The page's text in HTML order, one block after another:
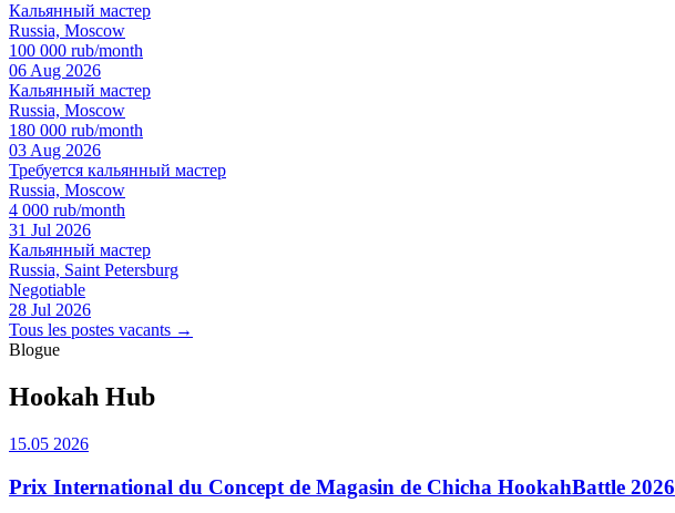
Кальянный мастер
Russia, Moscow
100 000 rub/month
06 Aug 2026
Кальянный мастер
Russia, Moscow
180 000 rub/month
03 Aug 2026
Требуется кальянный мастер
Russia, Moscow
4 000 rub/month
31 Jul 2026
Кальянный мастер
Russia, Saint Petersburg
Negotiable
28 Jul 2026
Tous les postes vacants →
Blogue
Hookah Hub
15.05 2026
Prix International du Concept de Magasin de Chicha HookahBattle 2026